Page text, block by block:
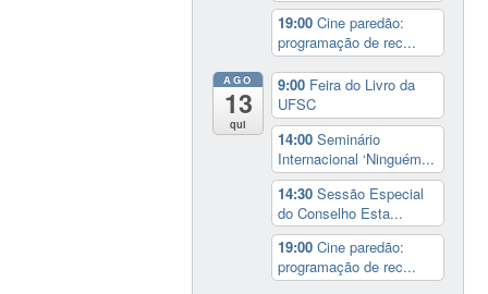
19:00Cine paredão:
programação de rec...
AGO
13
qui
9:00 Feira do Livro da
UFSC
14:00Seminário
Internacional ‘Ninguém...
14:30Sessão Especial
do Conselho Esta...
19:00Cine paredão:
programação de rec...